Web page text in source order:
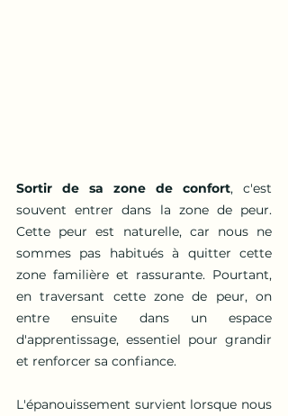
Sortir de sa zone de confort, c'est
souvent entrer dans la zone de peur.
Cette peur est naturelle, car nous ne
sommes pas habitués à quitter cette
zone familière et rassurante. Pourtant,
en traversant cette zone de peur, on
entre ensuite dans un espace
d'apprentissage, essentiel pour grandir
et renforcer sa confiance.
L'épanouissement survient lorsque nous